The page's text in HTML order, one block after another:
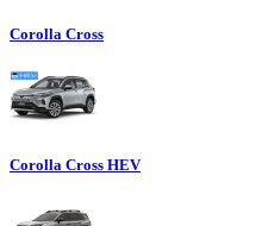
Corolla Cross
Corolla Cross HEV